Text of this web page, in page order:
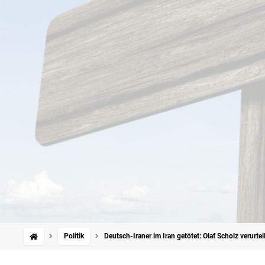
Politik Deutsch-Iraner im Iran getötet: Olaf Scholz